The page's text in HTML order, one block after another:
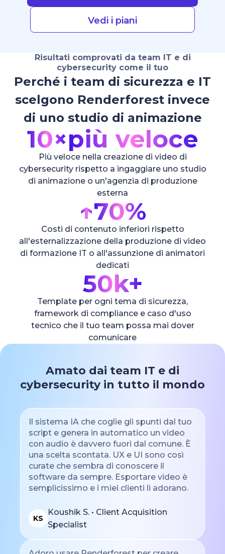
Vedi i piani
Risultati comprovati da team IT e di
cybersecurity come il tuo
Perché i team di sicurezza e IT
scelgono Renderforest invece
di uno studio di animazione
10×più veloce
Più veloce nella creazione di video di
cybersecurity rispetto a ingaggiare uno studio
di animazione o un'agenzia di produzione
esterna
↑70%
Costi di contenuto inferiori rispetto
all'esternalizzazione della produzione di video
di formazione IT o all'assunzione di animatori
dedicati
50k+
Template per ogni tema di sicurezza,
framework di compliance e caso d'uso
tecnico che il tuo team possa mai dover
comunicare
Amato dai team IT e di
cybersecurity in tutto il mondo
Il sistema IA che coglie gli spunti dal tuo
script e genera in automatico un video
con audio è davvero fuori dal comune. È
una scelta scontata. UX e UI sono così
curate che sembra di conoscere il
software da sempre. Esportare video è
semplicissimo e i miei clienti li adorano.
KS
Koushik S. • Client Acquisition
Specialist